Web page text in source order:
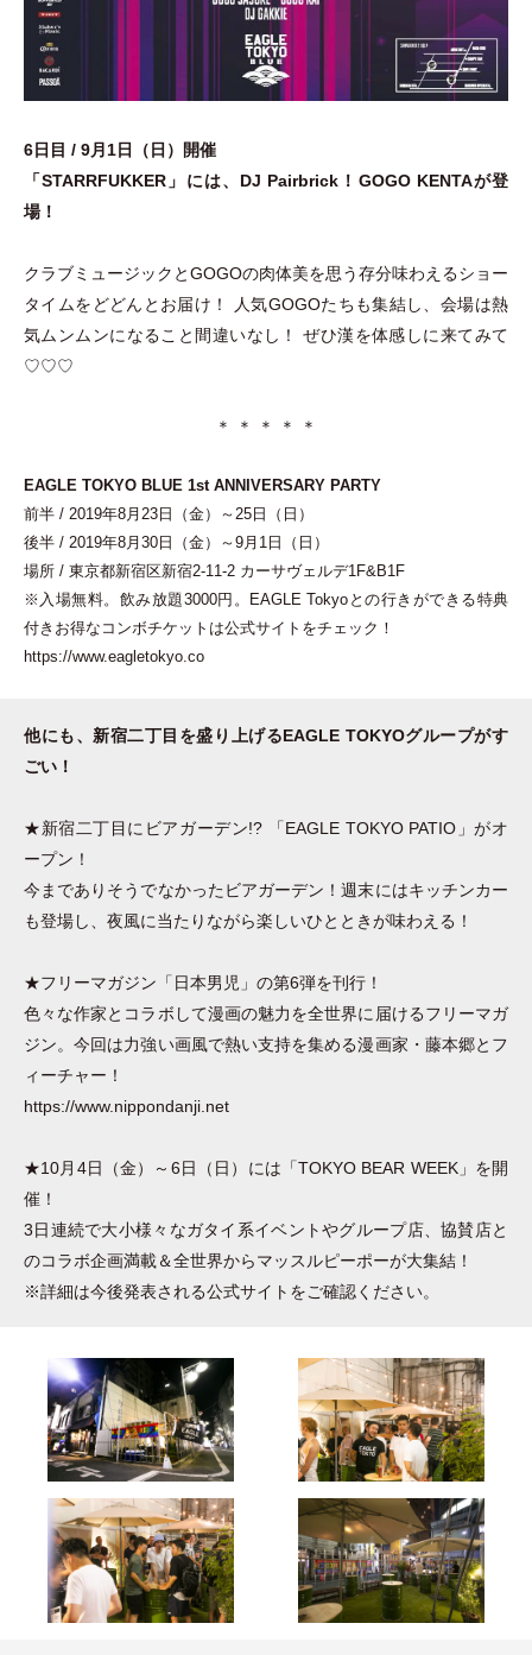
6日目 / 9月1日 （ 日 ）
開催
「STARRFUKKER 」 には、DJ Pairbrick！GOGO KENTAが登
場！
クラブミュージックとGOGOの肉体美を思う存分味わえるショー
タイムをどどんとお届け！ 人気GOGOたちも集結し、会場は熱
気ムンムンになること間違いなし！ ぜひ漢を体感しに来てみて
♡♡♡
＊ ＊ ＊ ＊ ＊
EAGLE TOKYO BLUE 1st ANNIVERSARY PARTY
前半 / 2019年8月23日
（金） ～25日 （ 日 ）
後半 / 2019年8月30日
（金） ～9月1日 （ 日 ）
場所 / 東京都新宿区新宿2-11-2 カーサヴェルデ1F&B1F
※入場無料。飲み放題3000円。EAGLE Tokyoとの行きができる特典
付きお得なコンボチケットは公式サイトをチェック！
https://www.eagletokyo.co
他にも、新宿二丁目を盛り上げるEAGLE TOKYOグループがす
ごい！
★新宿二丁目にビアガーデン!? 「EAGLE TOKYO PATIO 」がオ
ープン！
今までありそうでなかったビアガーデン！週末にはキッチンカー
も登場し、夜風に当たりながら楽しいひとときが味わえる！
★フリーマガジン 「 日本男児 」 の第6弾を刊行！
色々な作家とコラボして漫画の魅力を全世界に届けるフリーマガ
ジン。今回は力強い画風で熱い支持を集める漫画家 ・ 藤本郷とフ
ィーチャー！
https://www.nippondanji.net
★10月4日 （金） ～6日 （ 日 ） には 「TOKYO BEAR WEEK」 を開
催！
3日連続で大小様々なガタイ系イベントやグループ店、協賛店と
のコラボ企画満載＆全世界からマッスルピーポーが大集結！
※詳細は今後発表される公式サイトをご確認ください。